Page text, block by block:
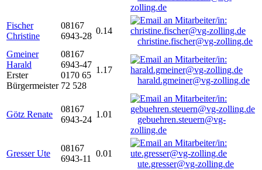
zolling.de
Fischer
Christine
08167
6943-28
0.14
christine.fischer@vg-zolling.de
Gmeiner
Harald
Erster
Bürgermeister
08167
6943-47
0170 65
72 528
1.17
harald.gmeiner@vg-zolling.de
Götz Renate
08167
6943-24
1.01
gebuehren.steuern@vg-
zolling.de
Gresser Ute
08167
6943-11
0.01
ute.gresser@vg-zolling.de